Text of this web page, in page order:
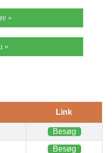
»
»
Link
Besøg
Besøg